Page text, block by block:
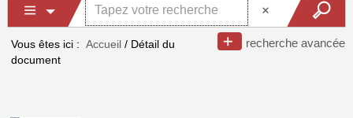
recherche avancée
Vous êtes ici : Accueil / Détail du
document